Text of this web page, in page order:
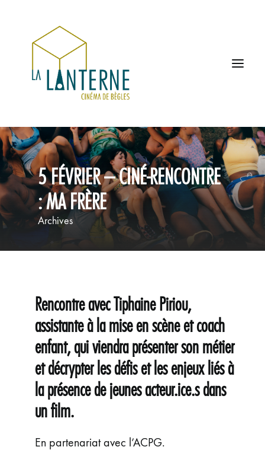
ACCUEIL
LES HORAIRES
À L’AFFICHE
PRATIQUE
5 FÉVRIER – CINÉ-RENCONTRE
: MA FRÈRE
Archives
Rencontre avec Tiphaine Piriou,
assistante à la mise en scène et coach
enfant, qui viendra présenter son métier
et décrypter les défis et les enjeux liés à
la présence de jeunes acteur.ice.s dans
un film.
En partenariat avec l’ACPG.